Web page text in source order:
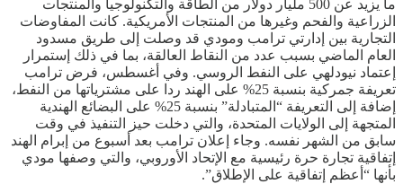
ما يزيد عن 500 مليار دولار من الطاقة والتكنولوجيا والمنتجات
الزراعية والفحم وغيرها من المنتجات الأمريكية. كانت المفاوضات
التجارية بين إدارتي ترامب ومودي قد وصلت إلى طريق مسدود
العام الماضي بسبب عدد من النقاط العالقة، بما في ذلك إستمرار
إعتماد نيودلهي على النفط الروسي. وفي أغسطس، فرض ترامب
تعريفة جمركية بنسبة 25% على الهند ردا على مشترياتها من النفط،
إضافة إلى التعريفة “المتبادلة” بنسبة 25% على البضائع الهندية
المتجهة إلى الولايات المتحدة، والتي دخلت حيز التنفيذ في وقت
سابق من الشهر نفسه. وجاء إعلان ترامب بعد أسبوع من إبرام الهند
إتفاقية تجارة حرة رئيسية مع الإتحاد الأوروبي، والتي وصفها مودي
بأنها “أعظم إتفاقية على الإطلاق”.